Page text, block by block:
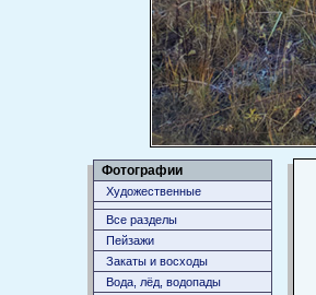
Фотографии
Художественные
Все разделы
Пейзажи
Закаты и восходы
Вода, лёд, водопады